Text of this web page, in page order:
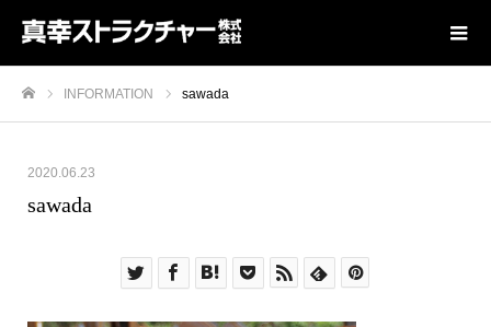
INFORMATION sawada
2020.06.23
sawada